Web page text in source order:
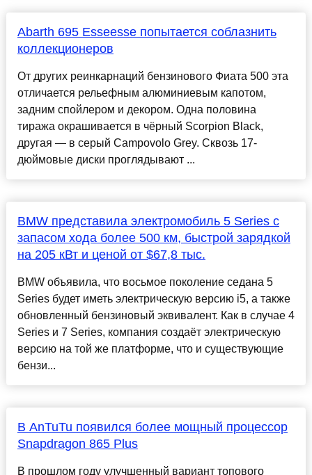
Abarth 695 Esseesse попытается соблазнить
коллекционеров
От других реинкарнаций бензинового Фиата 500 эта
отличается рельефным алюминиевым капотом,
задним спойлером и декором. Одна половина
тиража окрашивается в чёрный Scorpion Black,
другая — в серый Campovolo Grey. Сквозь 17-
дюймовые диски проглядывают ...
BMW представила электромобиль 5 Series с
запасом хода более 500 км, быстрой зарядкой
на 205 кВт и ценой от $67,8 тыс.
BMW объявила, что восьмое поколение седана 5
Series будет иметь электрическую версию i5, а также
обновленный бензиновый эквивалент. Как в случае 4
Series и 7 Series, компания создаёт электрическую
версию на той же платформе, что и существующие
бензи...
В AnTuTu появился более мощный процессор
Snapdragon 865 Plus
В прошлом году улучшенный вариант топового